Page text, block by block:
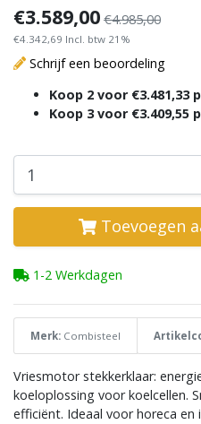
€3.589,00 €4.985,00
€4.342,69 Incl. btw 21%
Schrijf een beoordeling
Koop 2 voor €3.481,33
Koop 3 voor €3.409,55
Toevoegen
1-2 Werkdagen
Merk: Combisteel
Vriesmotor stekkerklaar:
koeloplossing voor koelcellen.
efficiënt. Ideaal voor horeca en